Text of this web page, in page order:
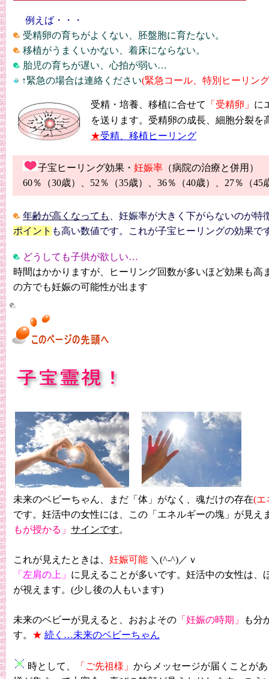
例えば・・・
受精卵の育ちがよくない、胚盤胞に育たない。
移植がうまくいかない、着床にならない。
胎児の育ちが遅い、心拍が弱い…
↑緊急の場合は連絡ください(緊急コール、特別ヒーリン
受精・培養、移植に合せて 「受精卵」 に
を送ります。 受精卵の成長、細胞分裂を
★受精、移植ヒーリング
子宝ヒーリング効果・ 妊娠率 （病院の治療と併用）
60％（30歳）、52％（35歳）、36％（40歳）、27％（45
年齢が高くなっても
、妊娠率が大きく下がらないのが特
ポイント も高い数値です。これが子宝ヒーリングの効果で
どうしても子供が欲しい…
時間はかかりますが、ヒーリング回数が多いほど効果も高
の方でも妊娠の可能性が出ます
未来のベビーちゃん、まだ「体」がなく、魂だけの存在(エ
です。妊活中の女性には、この「エネルギーの塊」が見え
もが授かる」 サインです。
これが見えたときは、 妊娠可能 ＼(^-^)／ｖ
「左肩の上」 に見えることが多いです。妊活中の女性は、
が視えます。(少し後の人もいます)
未来のベビーが見えると、おおよその 「妊娠の時期」
も分
す。 ★ 続く…未来のベビーちゃん
時として、 「ご先祖様」 からメッセージが届くことが